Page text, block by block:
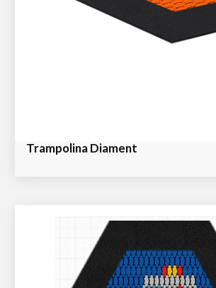
Trampolina Diament